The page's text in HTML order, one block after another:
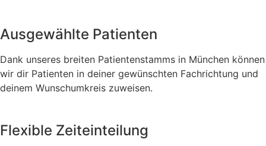
Ausgewählte Patienten
Dank unseres breiten Patientenstamms in München können
wir dir Patienten in deiner gewünschten Fachrichtung und
deinem Wunschumkreis zuweisen.
Flexible Zeiteinteilung